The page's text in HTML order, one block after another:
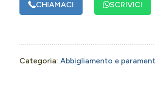
CHIAMACI SCRIVICI
Categoria: Abbigliamento e